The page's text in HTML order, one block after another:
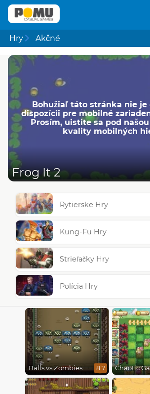
Hry Akčné
Bohužiaľ táto stránka nie je
dispozícii pre mobilné
Prosím, uistite sa pod
kvality mobilných
Frog It 2
Rytierske Hry
Kung-Fu Hry
Strieľačky Hry
Polícia Hry
Balls vs Zombies 8.7 Chaotic